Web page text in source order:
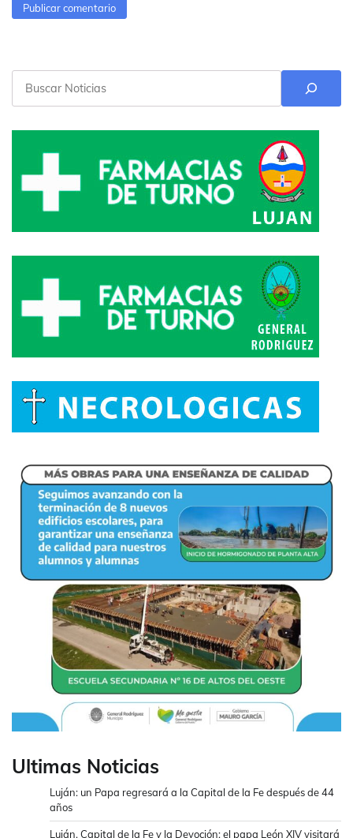
Ultimas Noticias
Luján: un Papa regresará a la Capital de la Fe después de 44
años
Luján, Capital de la Fe y la Devoción: el papa León XIV visitará